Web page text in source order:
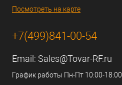
Посмотреть на карте
+7(499)841-00-54
Email: Sales@Tovar-RF.ru
График работы Пн-Пт 10:00-18:00